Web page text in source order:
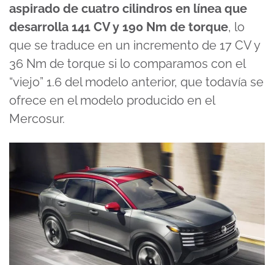
aspirado de cuatro cilindros en línea que
desarrolla 141 CV y 190 Nm de torque, lo
que se traduce en un incremento de 17 CV y
36 Nm de torque si lo comparamos con el
“viejo” 1.6 del modelo anterior, que todavía se
ofrece en el modelo producido en el
Mercosur.